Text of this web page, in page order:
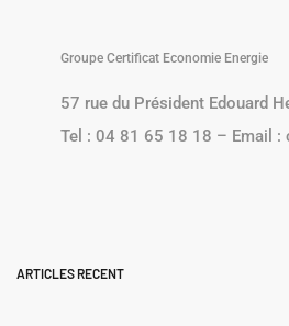
Groupe Certificat Economie Energie
57 rue du Président Edouard
Tel : 04 81 65 18 18 – Email :
ARTICLES RECENT